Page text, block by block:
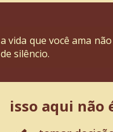
a vida que você ama
de silêncio.
isso aqui não